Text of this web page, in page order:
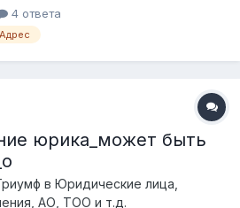
за то, что ТОО больше месяца
- В какой последовательности
4 ответа
юрика_может быть
в Юридические лица,
АО, ТОО и т.д.